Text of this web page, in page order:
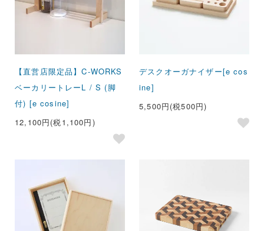
【直営店限定品】C-WORKS
ベーカリートレーL / S (脚
付) [e cosine]
12,100円(税1,100円)
デスクオーガナイザー[e cos
ine]
5,500円(税500円)